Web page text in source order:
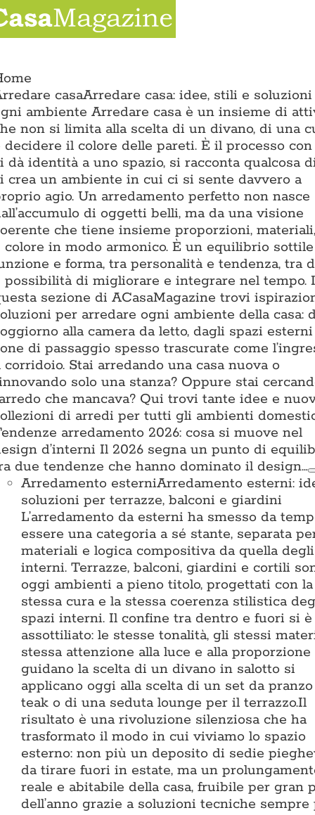
Salta
al
contenuto
casaArredare casa: idee, stili e
ambiente Arredare casa è un insieme di
non si limita alla scelta di un divano, di una
decidere il colore delle pareti. È il processo
dà identità a uno spazio, si racconta qualcosa
crea un ambiente in cui ci si sente davvero a
agio. Un arredamento perfetto non nasce
di oggetti belli, ma da una visione
che tiene insieme proporzioni,
colore in modo armonico. È un equilibrio
e forma, tra personalità e tendenza, tra
possibilità di migliorare e integrare nel tempo.
sezione di ACasaMagazine trovi
per arredare ogni ambiente della casa:
alla camera da letto, dagli spazi
di passaggio spesso trascurate come
corridoio. Stai arredando una casa nuova o
solo una stanza? Oppure stai
che mancava? Qui trovi tante idee e
di arredi per tutti gli ambienti
arredamento 2026: cosa si muove nel
d’interni Il 2026 segna un punto di
due tendenze che hanno dominato il design…
Arredamento esterniArredamento esterni:
soluzioni per terrazze, balconi e giardini
L’arredamento da esterni ha smesso da
essere una categoria a sé stante, separata
materiali e logica compositiva da quella degli
interni. Terrazze, balconi, giardini e cortili
oggi ambienti a pieno titolo, progettati con la
stessa cura e la stessa coerenza stilistica
spazi interni. Il confine tra dentro e fuori si è
assottiliato: le stesse tonalità, gli stessi
stessa attenzione alla luce e alla proporzione
guidano la scelta di un divano in salotto si
applicano oggi alla scelta di un set da
teak o di una seduta lounge per il terrazzo.Il
risultato è una rivoluzione silenziosa che ha
trasformato il modo in cui viviamo lo spazio
esterno: non più un deposito di sedie
da tirare fuori in estate, ma un
reale e abitabile della casa, fruibile per gran
dell’anno grazie a soluzioni tecniche sempre